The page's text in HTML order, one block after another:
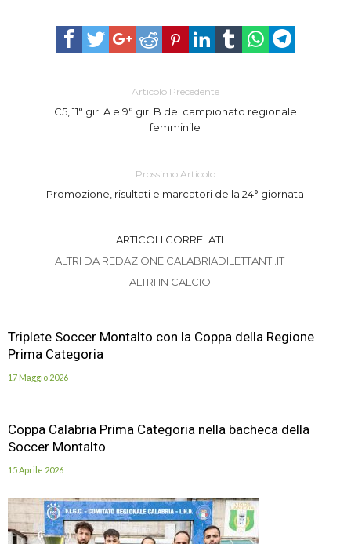
Articolo Precedente
C5, 11° gir. A e 9° gir. B del campionato regionale
femminile
Prossimo Articolo
Promozione, risultati e marcatori della 24° giornata
ARTICOLI CORRELATI
ALTRI DA REDAZIONE CALABRIADILETTANTI.IT
ALTRI IN CALCIO
Triplete Soccer Montalto con la Coppa della Regione
Prima Categoria
17 Maggio 2026
Coppa Calabria Prima Categoria nella bacheca della
Soccer Montalto
15 Aprile 2026